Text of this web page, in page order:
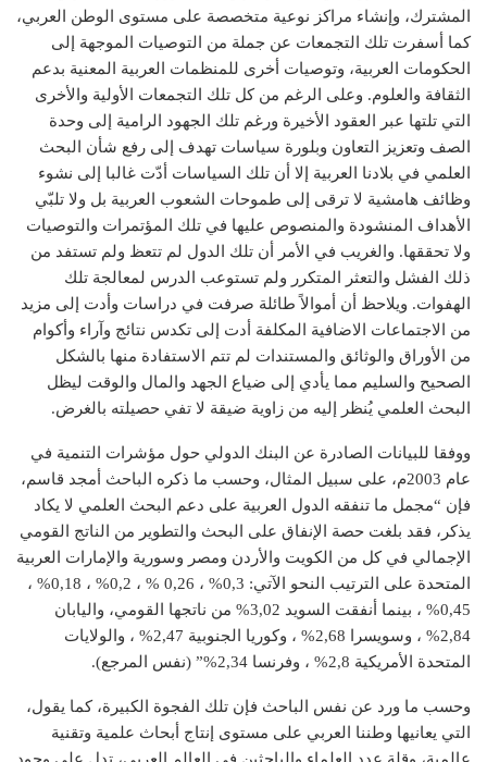
المشترك، وإنشاء مراكز نوعية متخصصة على مستوى الوطن العربي،
كما أسفرت تلك التجمعات عن جملة من التوصيات الموجهة إلى
الحكومات العربية، وتوصيات أخرى للمنظمات العربية المعنية بدعم
الثقافة والعلوم. وعلى الرغم من كل تلك التجمعات الأولية والأخرى
التي تلتها عبر العقود الأخيرة ورغم تلك الجهود الرامية إلى وحدة
الصف وتعزيز التعاون وبلورة سياسات تهدف إلى رفع شأن البحث
العلمي في بلادنا العربية إلا أن تلك السياسات أدّت غالبا إلى نشوء
وظائف هامشية لا ترقى إلى طموحات الشعوب العربية بل ولا تلبّي
الأهداف المنشودة والمنصوص عليها في تلك المؤتمرات والتوصيات
ولا تحققها. والغريب في الأمر أن تلك الدول لم تتعظ ولم تستفد من
ذلك الفشل والتعثر المتكرر ولم تستوعب الدرس لمعالجة تلك
الهفوات. ويلاحظ أن أموالاً طائلة صرفت في دراسات وأدت إلى مزيد
من الاجتماعات الاضافية المكلفة أدت إلى تكدس نتائج وآراء وأكوام
من الأوراق والوثائق والمستندات لم تتم الاستفادة منها بالشكل
الصحيح والسليم مما يأدي إلى ضياع الجهد والمال والوقت ليظل
البحث العلمي يُنظر إليه من زاوية ضيقة لا تفي حصيلته بالغرض.
ووفقا للبيانات الصادرة عن البنك الدولي حول مؤشرات التنمية في
عام 2003م، على سبيل المثال، وحسب ما ذكره الباحث أمجد قاسم،
فإن “مجمل ما تنفقه الدول العربية على دعم البحث العلمي لا يكاد
يذكر، فقد بلغت حصة الإنفاق على البحث والتطوير من الناتج القومي
الإجمالي في كل من الكويت والأردن ومصر وسورية والإمارات العربية
المتحدة على الترتيب النحو الآتي: 0,3% ، 0,26 % ، 0,2% ، 0,18% ،
0,45% ، بينما أنفقت السويد 3,02% من ناتجها القومي، واليابان
2,84% ، وسويسرا 2,68% ، وكوريا الجنوبية 2,47% ، والولايات
المتحدة الأمريكية 2,8% ، وفرنسا 2,34%” (نفس المرجع).
وحسب ما ورد عن نفس الباحث فإن تلك الفجوة الكبيرة، كما يقول،
التي يعانيها وطننا العربي على مستوى إنتاج أبحاث علمية وتقنية